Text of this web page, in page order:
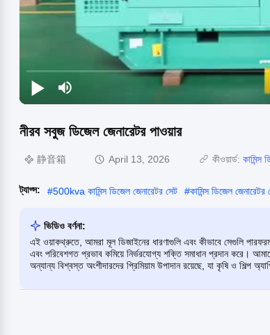
নীরব সবুজ ডিজেল জেনারেটর পাওয়ার
静音箱 April 13, 2026 কীওয়ার্ড: কামিন্স
ট্যাগ্স: #500kva কামিন্স ডিজেল জেনারেটর সেট #কামিন্স ডিজেল
ভিডিও বর্ণনা:
এই ওয়াকথ্রুতে, আমরা মূল ডিজাইনের ধারণাগুলি এবং কীভাবে সেগুলি
এবং পরিবেশগত প্রভাব কমিয়ে নির্ভরযোগ্য শক্তি সমাধান প্রদান করে।
অন্যান্য বিশ্বস্ত অংশীদারদের প্রিমিয়াম উপাদান রয়েছে, যা কৃষি ও শিল্প